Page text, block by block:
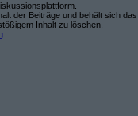
der Beiträge und behält sich das
Inhalt zu löschen.